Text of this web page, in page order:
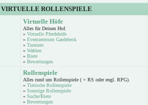
VIRTUELLE ROLLENSPIELE
Virtuelle Höfe
Alles für Deinen Hof.
» Virtuelle Pferdehöfe
» Eventzentrum Gardebeck
» Turniere
» Wahlen
» Biete
» Bewertungen
Rollenspiele
Alles rund um Rollenspiele ( = RS oder engl. RPG).
» Tierische Rollenspiele
» Sonstige Rollenspiele
» Suche/Biete
» Bewertungen